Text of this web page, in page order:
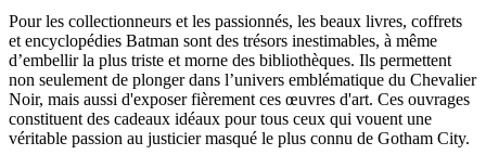
Pour les collectionneurs et les passionnés, les beaux livres, coffrets
et encyclopédies Batman sont des trésors inestimables, à même
d’embellir la plus triste et morne des bibliothèques. Ils permettent
non seulement de plonger dans l’univers emblématique du Chevalier
Noir, mais aussi d'exposer fièrement ces œuvres d'art. Ces ouvrages
constituent des cadeaux idéaux pour tous ceux qui vouent une
véritable passion au justicier masqué le plus connu de Gotham City.